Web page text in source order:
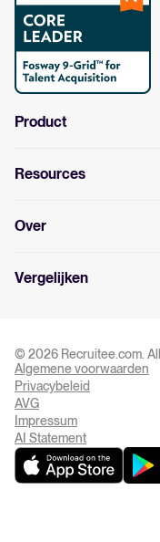
Product
Resources
Over
Privacy Settings
Vergelijken
© 2026 Recruitee.com.
Algemene voorwaarden
Privacybeleid
AVG
Impressum
AI Statement